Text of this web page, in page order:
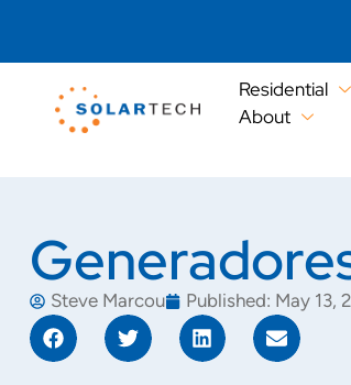
Residential
About
Steve Marcou Published: May 13,